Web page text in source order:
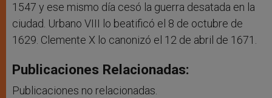
1547 y ese mismo día cesó la guerra desatada en la
ciudad. Urbano VIII lo beatificó el 8 de octubre de
1629. Clemente X lo canonizó el 12 de abril de 1671.
Publicaciones Relacionadas:
Publicaciones no relacionadas.